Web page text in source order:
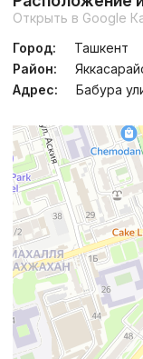
Сдача 4кв 2026 ,
ЖК «Seoul
Открыть в Google
Город:
Ташкент
Район:
Адрес:
Бабура